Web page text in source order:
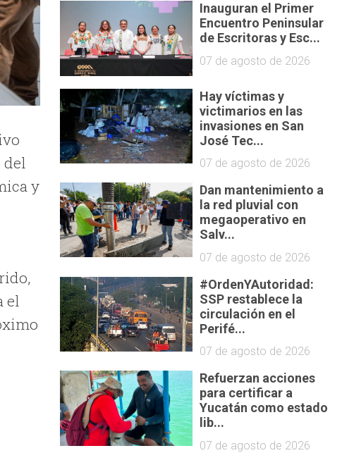
del
y
el
Inauguran el Primer
Encuentro Peninsular
de Escritoras y Esc...
07 de agosto de 2026
Hay víctimas y
victimarios en las
invasiones en San
José Tec...
07 de agosto de 2026
Dan mantenimiento a
la red pluvial con
megaoperativo en
Salv...
07 de agosto de 2026
#OrdenYAutoridad:
SSP restablece la
circulación en el
Perifé...
07 de agosto de 2026
Refuerzan acciones
para certificar a
Yucatán como estado
lib...
07 de agosto de 2026